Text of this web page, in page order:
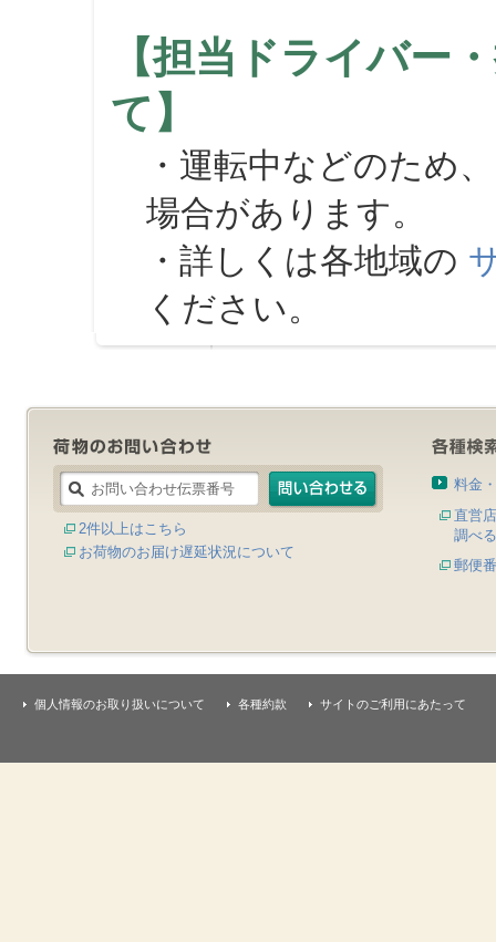
【担当ドライバー
て】
・運転中などのため
場合があります。
・詳しくは各地域の
ください。
2件以上はこちら
お荷物のお届け遅延状況について
料金
直営
調べる
郵便
個人情報のお取り扱いについて 各種約款 サイトのご利用にあたって